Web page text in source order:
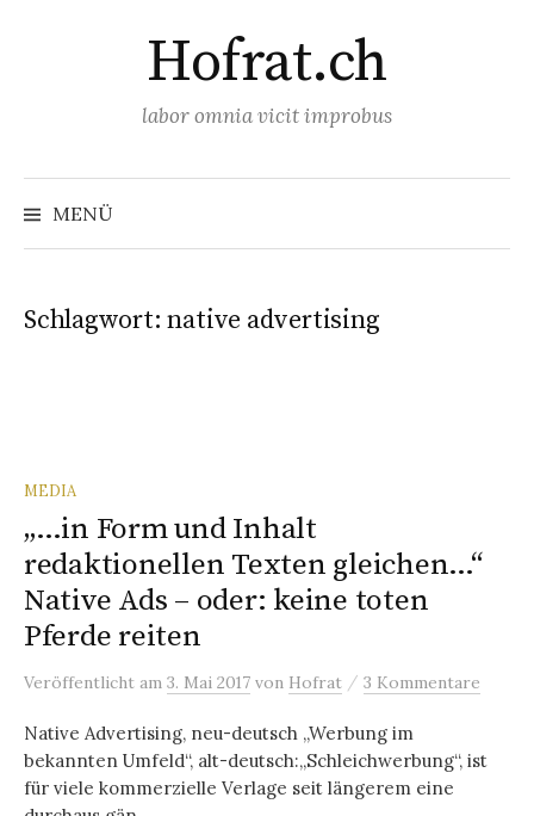
Hofrat.ch
labor omnia vicit improbus
MENÜ
Suchen
Schlagwort:native advertising
MEDIA
„…in Form und Inhalt
redaktionellen Texten gleichen…“
Native Ads – oder: keine toten
Pferde reiten
Veröffentlicht am 3. Mai 2017 von Hofrat / 3 Kommentare
Native Advertising, neu-deutsch „Werbung im
bekannten Umfeld“, alt-deutsch:„Schleichwerbung“, ist
für viele kommerzielle Verlage seit längerem eine